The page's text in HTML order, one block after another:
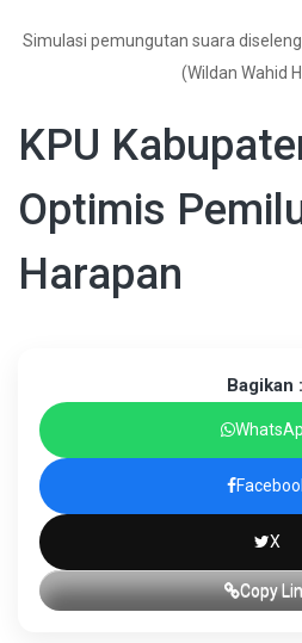
Simulasi pemungutan suara
(Wildan Wahid
KPU
Optimis
Harapan
Bagikan :
X
Copy